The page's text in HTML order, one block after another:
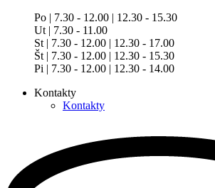
Po | 7.30 - 12.00 | 12.30 - 15.30
Ut | 7.30 - 11.00
St | 7.30 - 12.00 | 12.30 - 17.00
Št | 7.30 - 12.00 | 12.30 - 15.30
Pi | 7.30 - 12.00 | 12.30 - 14.00
Kontakty
Kontakty